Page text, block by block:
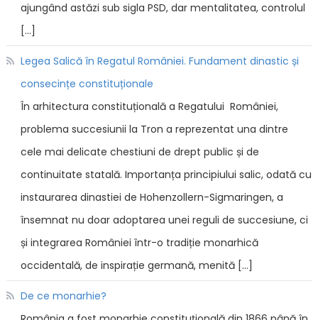
ajungând astăzi sub sigla PSD, dar mentalitatea, controlul
[…]
Legea Salică în Regatul României. Fundament dinastic și
consecințe constituționale
În arhitectura constituțională a Regatului României,
problema succesiunii la Tron a reprezentat una dintre
cele mai delicate chestiuni de drept public și de
continuitate statală. Importanța principiului salic, odată cu
instaurarea dinastiei de Hohenzollern-Sigmaringen, a
însemnat nu doar adoptarea unei reguli de succesiune, ci
și integrarea României într-o tradiție monarhică
occidentală, de inspirație germană, menită […]
De ce monarhie?